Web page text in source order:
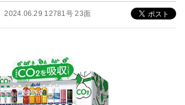
2024.06.29 12781号 23面